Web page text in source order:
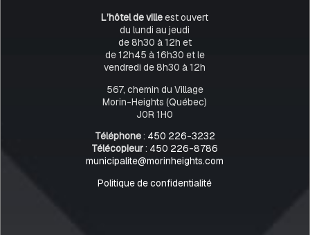
L’hôtel de villeest ouvert
du lundi au jeudi
de 8h30 à 12h et
de 12h45 à 16h30 et le
vendredi de 8h30 à 12h
567, chemin du Village
Morin-Heights (Québec)
J0R 1H0
Téléphone: 450 226-3232
Télécopieur: 450 226-8786
municipalite@morinheights.com
Politique de confidentialité